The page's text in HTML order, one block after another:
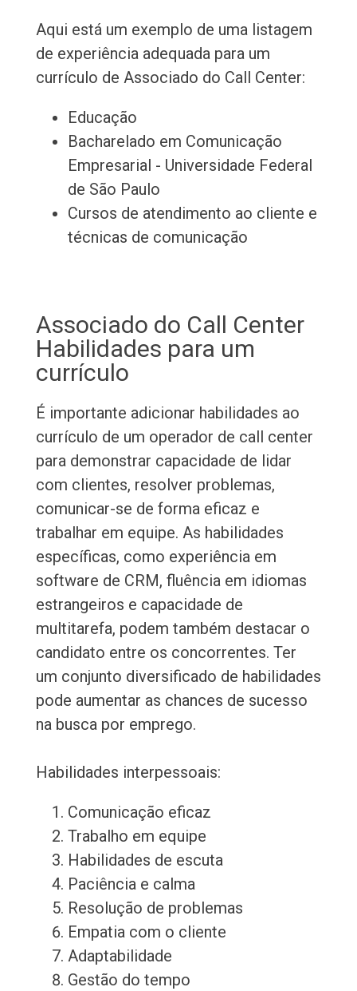
Aqui está um exemplo de uma listagem
de experiência adequada para um
currículo de Associado do Call Center:
Educação
Bacharelado em Comunicação
Empresarial - Universidade Federal
de São Paulo
Cursos de atendimento ao cliente e
técnicas de comunicação
Associado do Call Center
Habilidades para um
currículo
É importante adicionar habilidades ao
currículo de um operador de call center
para demonstrar capacidade de lidar
com clientes, resolver problemas,
comunicar-se de forma eficaz e
trabalhar em equipe. As habilidades
específicas, como experiência em
software de CRM, fluência em idiomas
estrangeiros e capacidade de
multitarefa, podem também destacar o
candidato entre os concorrentes. Ter
um conjunto diversificado de habilidades
pode aumentar as chances de sucesso
na busca por emprego.
Habilidades interpessoais:
Comunicação eficaz
Trabalho em equipe
Habilidades de escuta
Paciência e calma
Resolução de problemas
Empatia com o cliente
Adaptabilidade
Gestão do tempo